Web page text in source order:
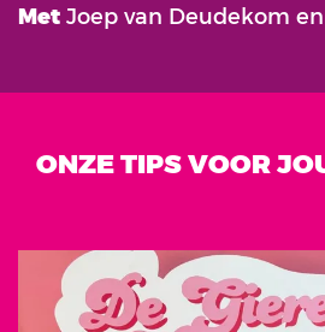
Met Joep van Deudekom
ONZE TIPS VOOR